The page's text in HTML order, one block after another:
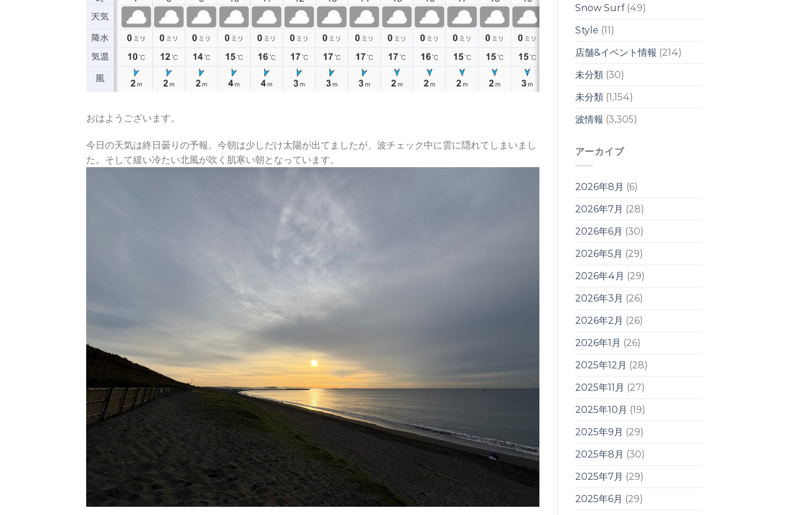
おはようございます。
今日の天気は終日曇りの予報。今朝は少しだけ太陽が出てましたが、波チェック中に雲に隠れてしまいまし
た。そして緩い冷たい北風が吹く肌寒い朝となっています。
ル
Snow Surf(49)
Style (11)
店舗&イベント情報 (214)
未分類(30)
未分類(1,154)
波情報 (3,305)
アーカイブ
2026年8月 (6)
2026年7月 (28)
2026年6月 (30)
2026年5月 (29)
2026年4月 (29)
2026年3月 (26)
2026年2月 (26)
2026年1月 (26)
2025年12月 (28)
2025年11月 (27)
2025年10月 (19)
2025年9月 (29)
2025年8月 (30)
2025年7月 (29)
2025年6月 (29)